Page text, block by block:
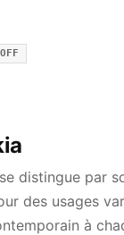
distingue par
des usages
à